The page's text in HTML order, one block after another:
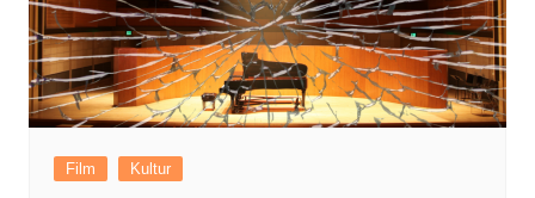
Film Kultur